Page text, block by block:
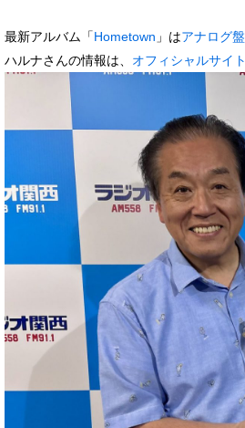
最新アルバム「Hometown 」はアナログ盤
ハルナさんの情報は、 オフィシャルサイト